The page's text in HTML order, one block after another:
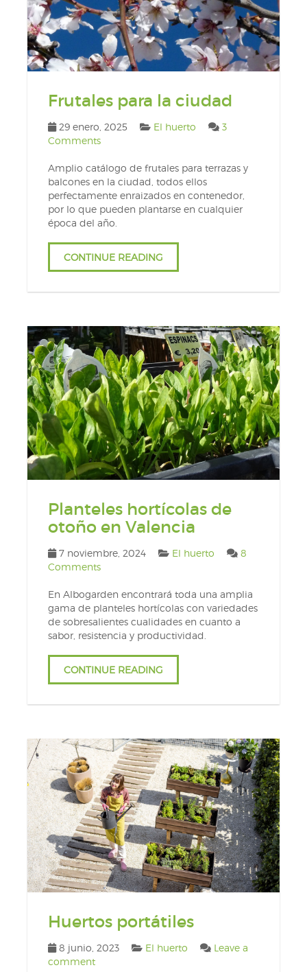
Frutales para la ciudad
29 enero, 2025 El huerto
3
Comments
Amplio catálogo de frutales para terrazas y
balcones en la ciudad, todos ellos
perfectamente enraizados en contenedor,
por lo que pueden plantarse en cualquier
época del año.
CONTINUE READING
Planteles hortícolas de
otoño en Valencia
7 noviembre, 2024 El huerto
8
Comments
En Albogarden encontrará toda una amplia
gama de planteles hortícolas con variedades
de sobresalientes cualidades en cuanto a
sabor, resistencia y productividad.
CONTINUE READING
Huertos portátiles
8 junio, 2023 El huerto
Leave a
comment